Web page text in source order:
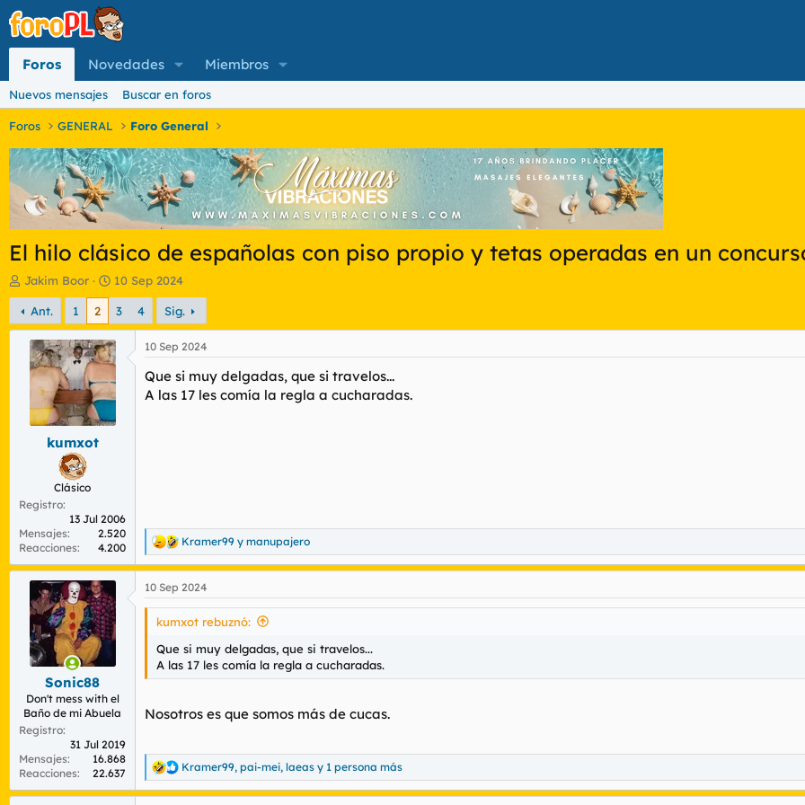
Foros Novedades Miembros
Nuevos mensajes Buscar en foros
Foros GENERAL Foro General
El hilo clásico de españolas con piso propio y tetas operadas en un
I
n
i
c
a
d
d
m
Jakim Boor
F
e
c
h
a
d
i
i
10 Sep 2024
Ant. 1 2 3 4 Sig.
kumxot
Clásico
Registro
13 Jul 2006
Mensajes
2.520
Reacciones
4.200
10 Sep 2024
Que si muy delgadas, que si travelos...
A las 17 les comía la regla a cucharadas.
R
e
a
c
c
n
s
Kramer99 y manupajero
Sonic88
Don't mess with el
Baño de mi Abuela
Registro
31 Jul 2019
Mensajes
16.868
Reacciones
22.637
10 Sep 2024
kumxot rebuznó:
Que si muy delgadas, que si travelos...
A las 17 les comía la regla a cucharadas.
Nosotros es que somos más de cucas.
R
e
a
Kramer99, pai-mei, laeas y 1 persona más